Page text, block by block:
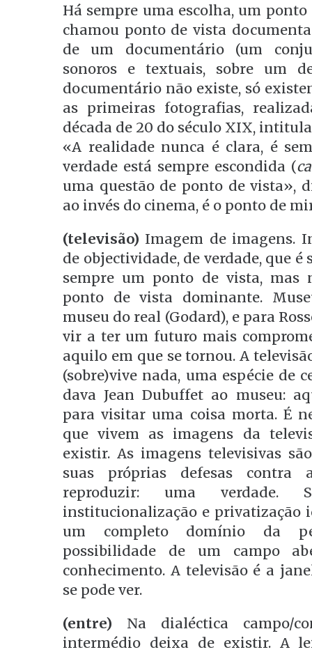
Há sempre uma escolha, um ponto
chamou ponto de vista
de um documentário (um
sonoros e textuais, sobre um
documentário não existe, só
as primeiras fotografias,
década de 20 do século XIX,
«A realidade nunca é clara, é
verdade está sempre escondida (
uma questão de ponto de vista»,
ao invés do cinema, é o ponto de
(televisão) Imagem de imagens.
de objectividade, de verdade, que é
sempre um ponto de vista, mas
ponto de vista dominante.
museu do real (Godard), e para
vir a ter um futuro mais
aquilo em que se tornou. A
(sobre)vive nada, uma espécie de
dava Jean Dubuffet ao museu:
para visitar uma coisa morta. É
que vivem as imagens da
existir. As imagens televisivas
suas próprias defesas contra
reproduzir: uma verdade.
institucionalização e privatização
um completo domínio da
possibilidade de um campo
conhecimento. A televisão é a
se pode ver.
(entre) Na dialéctica campo/
intermédio deixa de existir. A